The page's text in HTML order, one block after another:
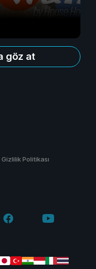
göz at
Gizlilik Politikası